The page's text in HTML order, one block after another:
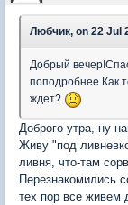
Любчик, on 22 Jul
Добрый
поподробнее.Как
ждет?
Доброго утра, ну
Живу "под
ливня, что-там
Перезнакомились
тех пор все живем